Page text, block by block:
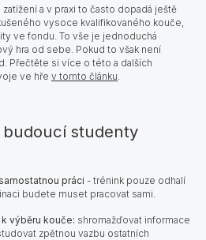
a v praxi to často dopadá ještě
vysoce kvalifikovaného kouče,
ve fondu. To vše je jednoduchá
hra od sebe. Pokud to však není
Přečtěte si více o této a dalších
ve hře v tomto článku
studenty
práci - trénink pouze odhalí
budete muset pracovat sami.
výběru kouče: shromažďovat informace
zpětnou vazbu ostatních